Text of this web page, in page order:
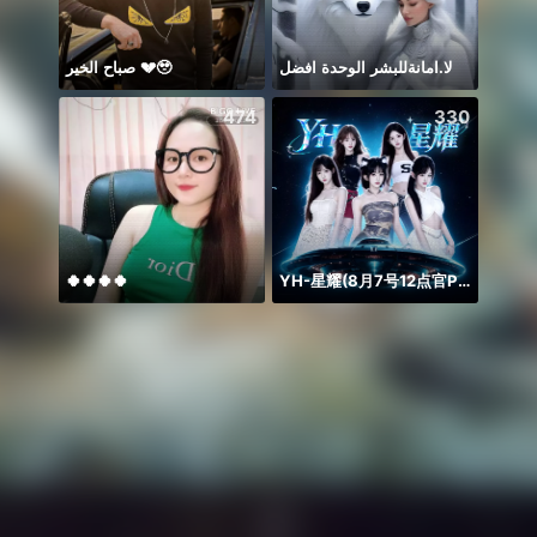
صباح الخير 💔🥹 لا.امانةللبشر الوحدة افضل
474
🍀🍀🍀🍀
330
YH-星耀(8月7号12点官P）